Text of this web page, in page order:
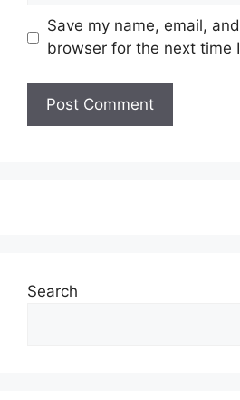
Save my name, email,
browser for the next time
Search